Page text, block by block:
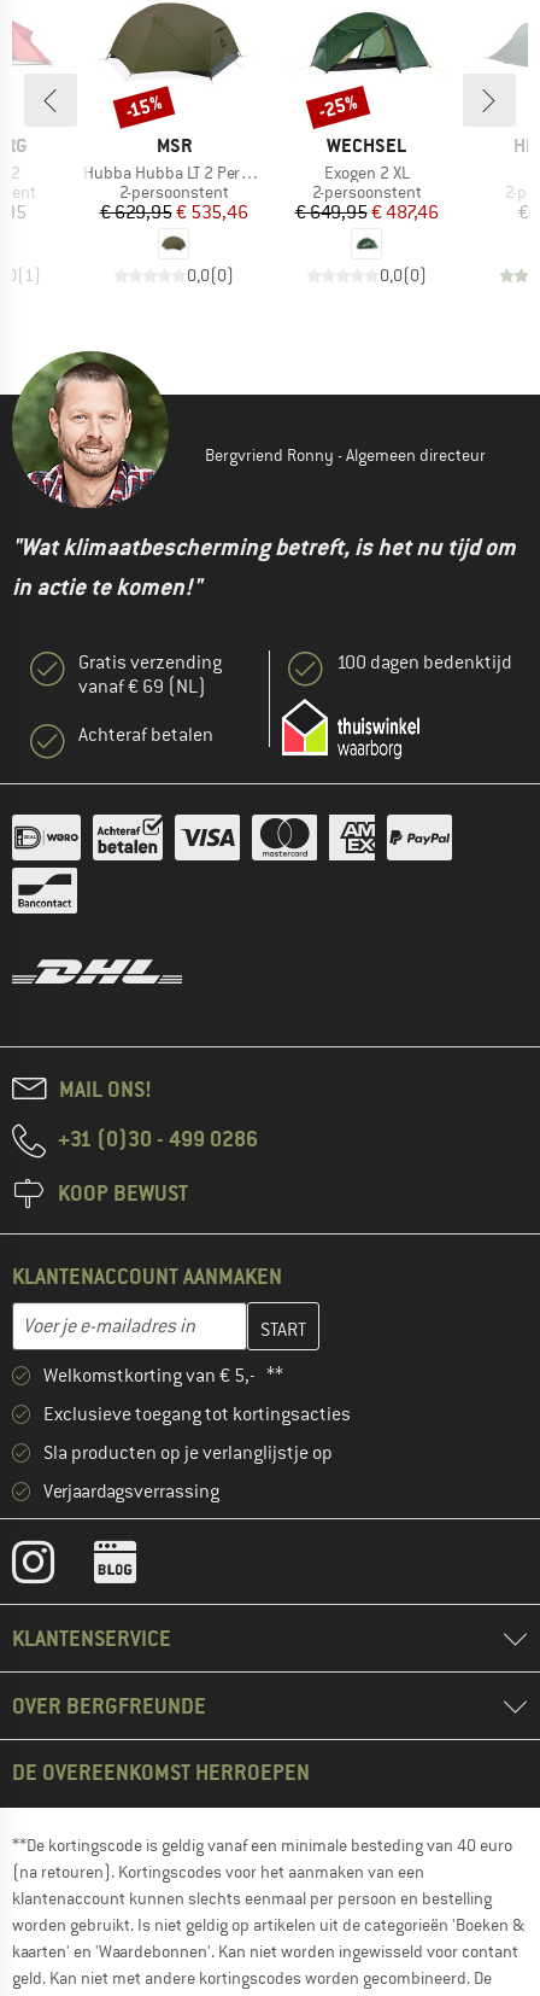
2
( 1)
MERK
MSR
Artikel
Hubba Hubba LT 2 Person
Productgroep
2-persoonstent
Prijs
€ 629,95Verlaagde prijs
€ 535,46
0,0(0)
Korting
-15%
MERK
WECHSEL
Artikel
Exogen 2 XL
Productgroep
2-persoonstent
Prijs
€ 649,95Verlaagde prijs
€ 487,46
0,0(0)
Korting
-25%
2-
€
Bergvriend Ronny - Algemeen directeur
"Wat klimaatbescherming betreft, is het nu tijd om
in actie te komen!"
Gratis verzending
vanaf € 69 (NL)
Achteraf betalen
100 dagen bedenktijd
MAIL ONS!
+31 (0)30 - 499 0286
KOOP BEWUST
KLANTENACCOUNT AANMAKEN
E-mailadres
Vul je e-mailadres hier in en maak in de volgende stap je
Welkomstkorting van € 5,- **
Exclusieve toegang tot kortingsacties
Sla producten op je verlanglijstje op
Verjaardagsverrassing
KLANTENSERVICE
OVER BERGFREUNDE
DE OVEREENKOMST HERROEPEN
**De kortingscode is geldig vanaf een minimale besteding van 40 euro
(na retouren). Kortingscodes voor het aanmaken van een
klantenaccount kunnen slechts eenmaal per persoon en bestelling
worden gebruikt. Is niet geldig op artikelen uit de categorieën 'Boeken &
kaarten' en 'Waardebonnen'. Kan niet worden ingewisseld voor contant
geld. Kan niet met andere kortingscodes worden gecombineerd. De